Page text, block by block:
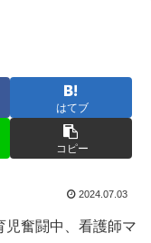
はてブ
コピー
2024.07.03
児奮闘中、看護師マ